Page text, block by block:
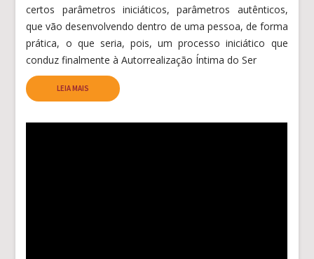
certos parâmetros iniciáticos, parâmetros autênticos,
que vão desenvolvendo dentro de uma pessoa, de forma
prática, o que seria, pois, um processo iniciático que
conduz finalmente à Autorrealização Íntima do Ser
LEIA MAIS